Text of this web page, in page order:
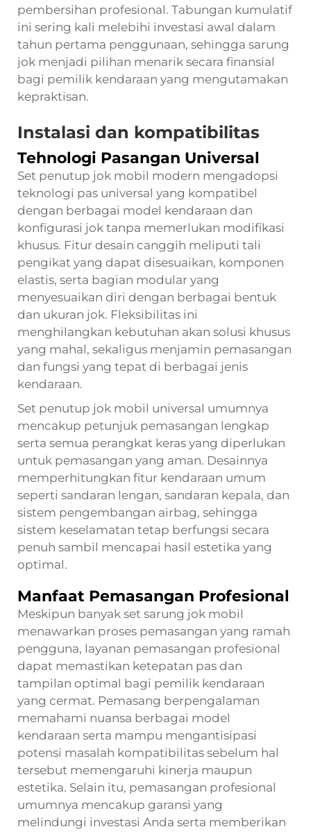
pembersihan profesional. Tabungan kumulatif
ini sering kali melebihi investasi awal dalam
tahun pertama penggunaan, sehingga sarung
jok menjadi pilihan menarik secara finansial
bagi pemilik kendaraan yang mengutamakan
kepraktisan.
Instalasi dan kompatibilitas
Tehnologi Pasangan Universal
Set penutup jok mobil modern mengadopsi
teknologi pas universal yang kompatibel
dengan berbagai model kendaraan dan
konfigurasi jok tanpa memerlukan modifikasi
khusus. Fitur desain canggih meliputi tali
pengikat yang dapat disesuaikan, komponen
elastis, serta bagian modular yang
menyesuaikan diri dengan berbagai bentuk
dan ukuran jok. Fleksibilitas ini
menghilangkan kebutuhan akan solusi khusus
yang mahal, sekaligus menjamin pemasangan
dan fungsi yang tepat di berbagai jenis
kendaraan.
Set penutup jok mobil universal umumnya
mencakup petunjuk pemasangan lengkap
serta semua perangkat keras yang diperlukan
untuk pemasangan yang aman. Desainnya
memperhitungkan fitur kendaraan umum
seperti sandaran lengan, sandaran kepala, dan
sistem pengembangan airbag, sehingga
sistem keselamatan tetap berfungsi secara
penuh sambil mencapai hasil estetika yang
optimal.
Manfaat Pemasangan Profesional
Meskipun banyak set sarung jok mobil
menawarkan proses pemasangan yang ramah
pengguna, layanan pemasangan profesional
dapat memastikan ketepatan pas dan
tampilan optimal bagi pemilik kendaraan
yang cermat. Pemasang berpengalaman
memahami nuansa berbagai model
kendaraan serta mampu mengantisipasi
potensi masalah kompatibilitas sebelum hal
tersebut memengaruhi kinerja maupun
estetika. Selain itu, pemasangan profesional
umumnya mencakup garansi yang
melindungi investasi Anda serta memberikan